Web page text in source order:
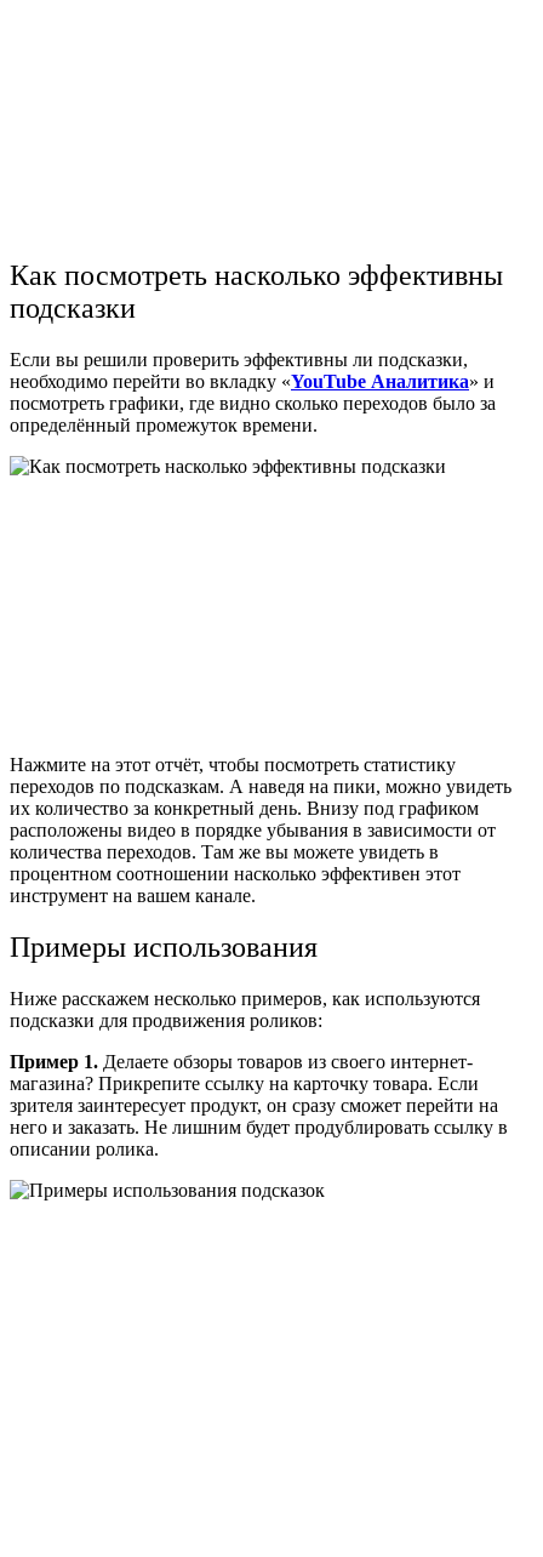
Как посмотреть насколько эффективны
подсказки
Если вы решили проверить эффективны ли подсказки,
необходимо перейти во вкладку «YouTube Аналитика» и
посмотреть графики, где видно сколько переходов было за
определённый промежуток времени.
Нажмите на этот отчёт, чтобы посмотреть статистику
переходов по подсказкам. А наведя на пики, можно увидеть
их количество за конкретный день. Внизу под графиком
расположены видео в порядке убывания в зависимости от
количества переходов. Там же вы можете увидеть в
процентном соотношении насколько эффективен этот
инструмент на вашем канале.
Примеры использования
Ниже расскажем несколько примеров, как используются
подсказки для продвижения роликов:
Пример 1. Делаете обзоры товаров из своего интернет-
магазина? Прикрепите ссылку на карточку товара. Если
зрителя заинтересует продукт, он сразу сможет перейти на
него и заказать. Не лишним будет продублировать ссылку в
описании ролика.